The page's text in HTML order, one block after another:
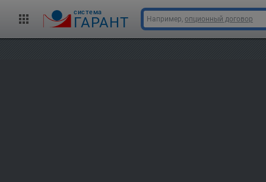
cистема
ГАРАНТ Например, опционный договор